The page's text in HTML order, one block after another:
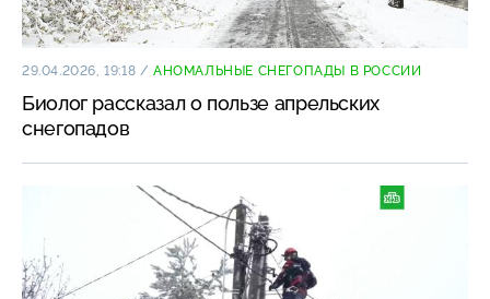
29.04.2026, 19:18 /АНОМАЛЬНЫЕ СНЕГОПАДЫ В РОССИИ
Биолог рассказал о пользе апрельских
снегопадов